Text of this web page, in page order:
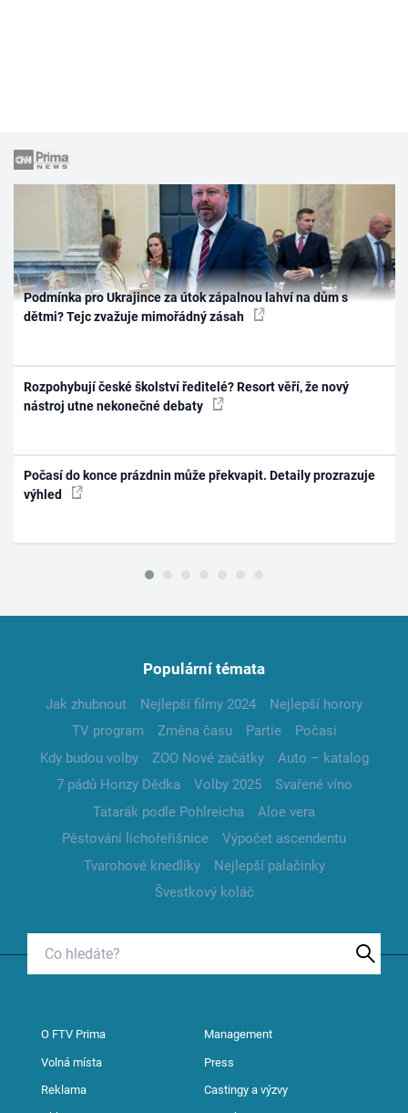
Podmínka pro Ukrajince za útok zápalnou lahví na dům s
dětmi? Tejc zvažuje mimořádný zásah
Rozpohybují české školství ředitelé? Resort věří, že nový
nástroj utne nekonečné debaty
Počasí do konce prázdnin může překvapit. Detaily prozrazuje
výhled
Populární témata
Jak zhubnout Nejlepší filmy 2024
Nejlepší horory
TV program
Změna času Partie
Počasí
Kdy budou volby
ZOO Nové začátky
Auto – katalog
7 pádů Honzy Dědka
Volby 2025
Svařené víno
Tatarák podle Pohlreicha
Aloe vera
Pěstování lichořeřišnice
Výpočet ascendentu
Tvarohové knedlíky
Nejlepší palačinky
Švestkový koláč
O FTV Prima Management
Volná místa Press
Reklama Castingy a výzvy